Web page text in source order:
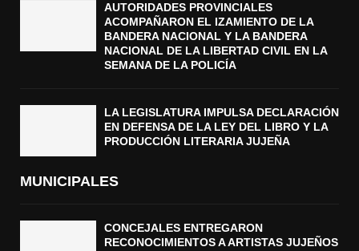
AUTORIDADES PROVINCIALES
ACOMPAÑARON EL IZAMIENTO DE LA
BANDERA NACIONAL Y LA BANDERA
NACIONAL DE LA LIBERTAD CIVIL EN LA
SEMANA DE LA POLICÍA
LA LEGISLATURA IMPULSA DECLARACIÓN
EN DEFENSA DE LA LEY DEL LIBRO Y LA
PRODUCCIÓN LITERARIA JUJEÑA
MUNICIPALES
CONCEJALES ENTREGARON
RECONOCIMIENTOS A ARTISTAS JUJEÑOS